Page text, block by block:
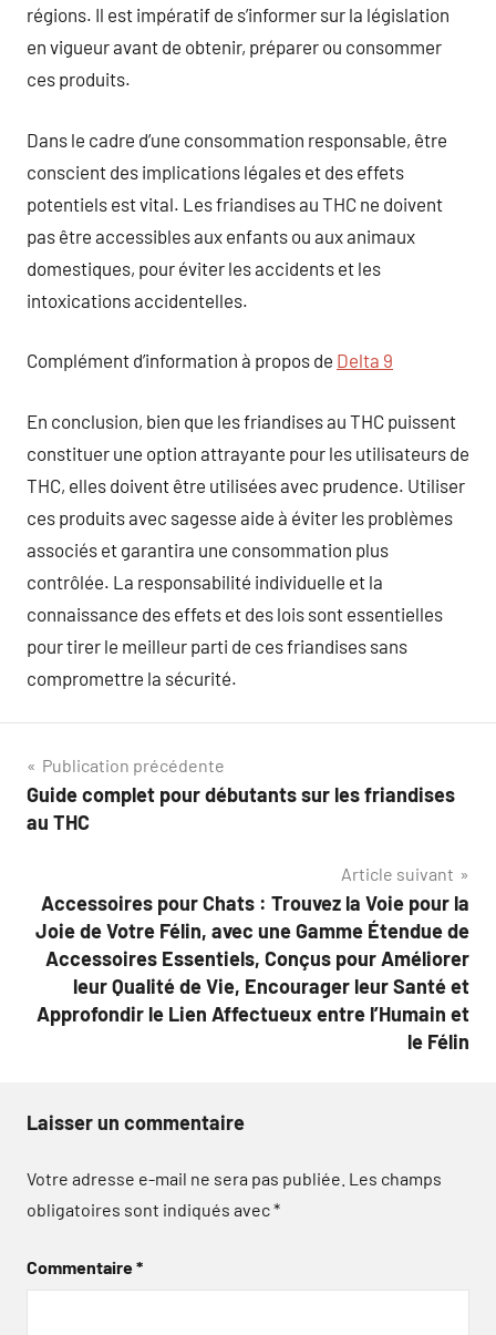
régions. Il est impératif de s’informer sur la législation
en vigueur avant de obtenir, préparer ou consommer
ces produits.
Dans le cadre d’une consommation responsable, être
conscient des implications légales et des effets
potentiels est vital. Les friandises au THC ne doivent
pas être accessibles aux enfants ou aux animaux
domestiques, pour éviter les accidents et les
intoxications accidentelles.
Complément d’information à propos de Delta 9
En conclusion, bien que les friandises au THC puissent
constituer une option attrayante pour les utilisateurs de
THC, elles doivent être utilisées avec prudence. Utiliser
ces produits avec sagesse aide à éviter les problèmes
associés et garantira une consommation plus
contrôlée. La responsabilité individuelle et la
connaissance des effets et des lois sont essentielles
pour tirer le meilleur parti de ces friandises sans
compromettre la sécurité.
Navigation
de
Publication précédente
Guide complet pour débutants sur les friandises
au THC
Article suivant
Accessoires pour Chats : Trouvez la Voie pour la
Joie de Votre Félin, avec une Gamme Étendue de
Accessoires Essentiels, Conçus pour Améliorer
leur Qualité de Vie, Encourager leur Santé et
Approfondir le Lien Affectueux entre l’Humain et
le Félin
Laisser un commentaire
Votre adresse e-mail ne sera pas publiée. Les champs
obligatoires sont indiqués avec*
Commentaire*